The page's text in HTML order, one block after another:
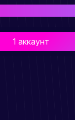
1 аккаунт